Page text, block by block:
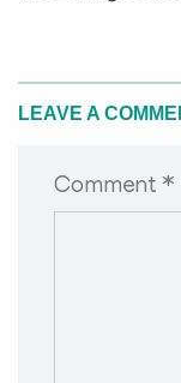
LEAVE A
Comment *